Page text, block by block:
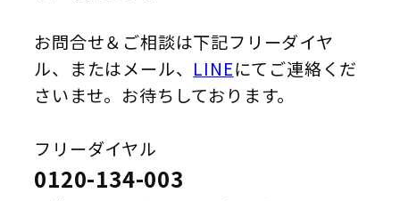
お問合せ＆ご相談は下記フリーダイヤ
ル、またはメール、 LINEにてご連絡くだ
さいませ。お待ちしております。
フリーダイヤル
0120-134-003